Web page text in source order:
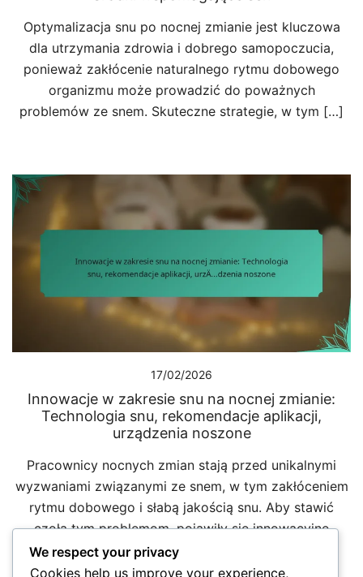
Optymalizacja snu po nocnej zmianie jest kluczowa
dla utrzymania zdrowia i dobrego samopoczucia,
ponieważ zakłócenie naturalnego rytmu dobowego
organizmu może prowadzić do poważnych
problemów ze snem. Skuteczne strategie, w tym […]
17/02/2026
Innowacje w zakresie snu na nocnej zmianie:
Technologia snu, rekomendacje aplikacji,
urządzenia noszone
Pracownicy nocnych zmian stają przed unikalnymi
wyzwaniami związanymi ze snem, w tym zakłóceniem
rytmu dobowego i słabą jakością snu. Aby stawić
czoła tym problemom, pojawiły się innowacyjne
technologie snu, takie […]
We respect your privacy
Cookies help us improve your experience,